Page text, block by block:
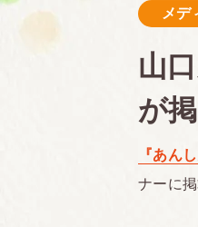
メデ
山
が
『あん
ナーに